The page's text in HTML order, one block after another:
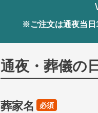
※ご注文は通夜当日
通夜・葬儀の
葬家名 必須